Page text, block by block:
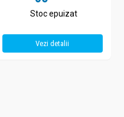
Stoc epuizat
Vezi detalii